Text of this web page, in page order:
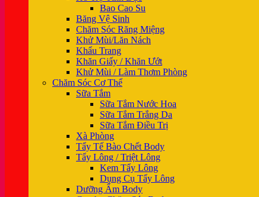
Bao Cao Su
Băng Vệ Sinh
Chăm Sóc Răng Miệng
Khử Mùi/Lăn Nách
Khẩu Trang
Khăn Giấy / Khăn Ướt
Khử Mùi / Làm Thơm Phòng
Chăm Sóc Cơ Thể
Sữa Tắm
Sữa Tắm Nước Hoa
Sữa Tắm Trắng Da
Sữa Tắm Điều Trị
Xà Phòng
Tẩy Tế Bào Chết Body
Tẩy Lông / Triệt Lông
Kem Tẩy Lông
Dụng Cụ Tẩy Lông
Dưỡng Ẩm Body